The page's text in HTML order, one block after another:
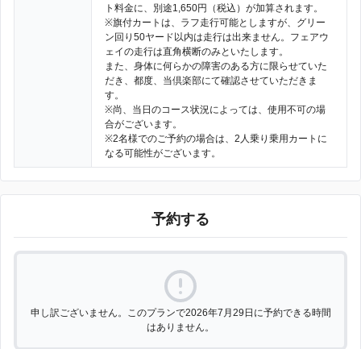
ト料金に、別途1,650円（税込）が加算されます。
※旗付カートは、ラフ走行可能としますが、グリー
ン回り50ヤード以内は走行は出来ません。フェアウ
ェイの走行は直角横断のみといたします。
また、身体に何らかの障害のある方に限らせていた
だき、都度、当倶楽部にて確認させていただきま
す。
※尚、当日のコース状況によっては、使用不可の場
合がございます。
※2名様でのご予約の場合は、2人乗り乗用カートに
なる可能性がございます。
予約する
申し訳ございません。このプランで2026年7月29日に予約できる時間
はありません。